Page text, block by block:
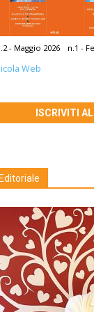
- Maggio 2026 n.1 -
Web
ISCRIVITI